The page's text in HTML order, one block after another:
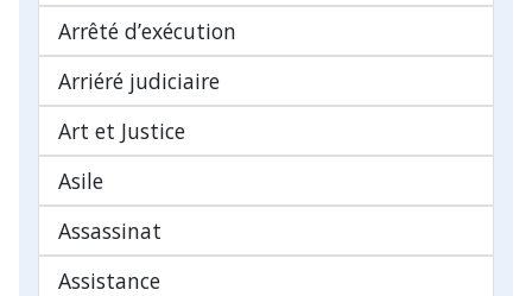
Arrêté d’exécution
Arriéré judiciaire
Art et Justice
Asile
Assassinat
Assistance